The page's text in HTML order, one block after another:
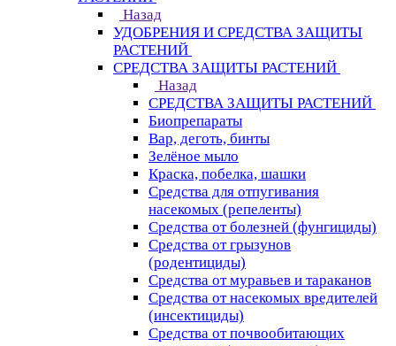
Назад
УДОБРЕНИЯ И СРЕДСТВА ЗАЩИТЫ
РАСТЕНИЙ
СРЕДСТВА ЗАЩИТЫ РАСТЕНИЙ
Назад
СРЕДСТВА ЗАЩИТЫ РАСТЕНИЙ
Биопрепараты
Вар, деготь, бинты
Зелёное мыло
Краска, побелка, шашки
Средства для отпугивания
насекомых (репеленты)
Средства от болезней (фунгициды)
Средства от грызунов
(родентициды)
Средства от муравьев и тараканов
Средства от насекомых вредителей
(инсектициды)
Средства от почвообитающих